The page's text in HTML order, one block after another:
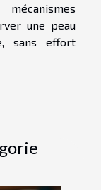
une peau
sans effort